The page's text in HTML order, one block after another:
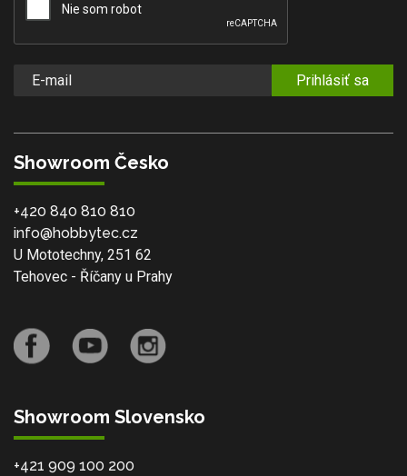
Prihlásiť sa
Showroom Česko
+420 840 810 810
info@hobbytec.cz
U Mototechny, 251 62
Tehovec - Říčany u Prahy
Showroom Slovensko
+421 909 100 200